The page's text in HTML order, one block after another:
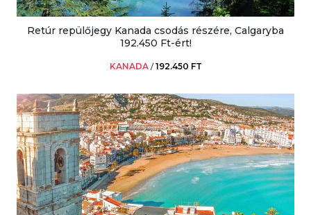
Retúr repülőjegy Kanada csodás részére, Calgaryba
192.450 Ft-ért!
KANADA /192.450 FT